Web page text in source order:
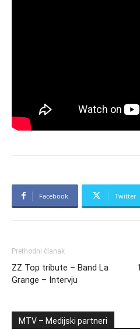
Facebook Twitter
Prethodni članak
ZZ Top tribute – Band La
Grange – Intervju
MTV – Medijski partneri